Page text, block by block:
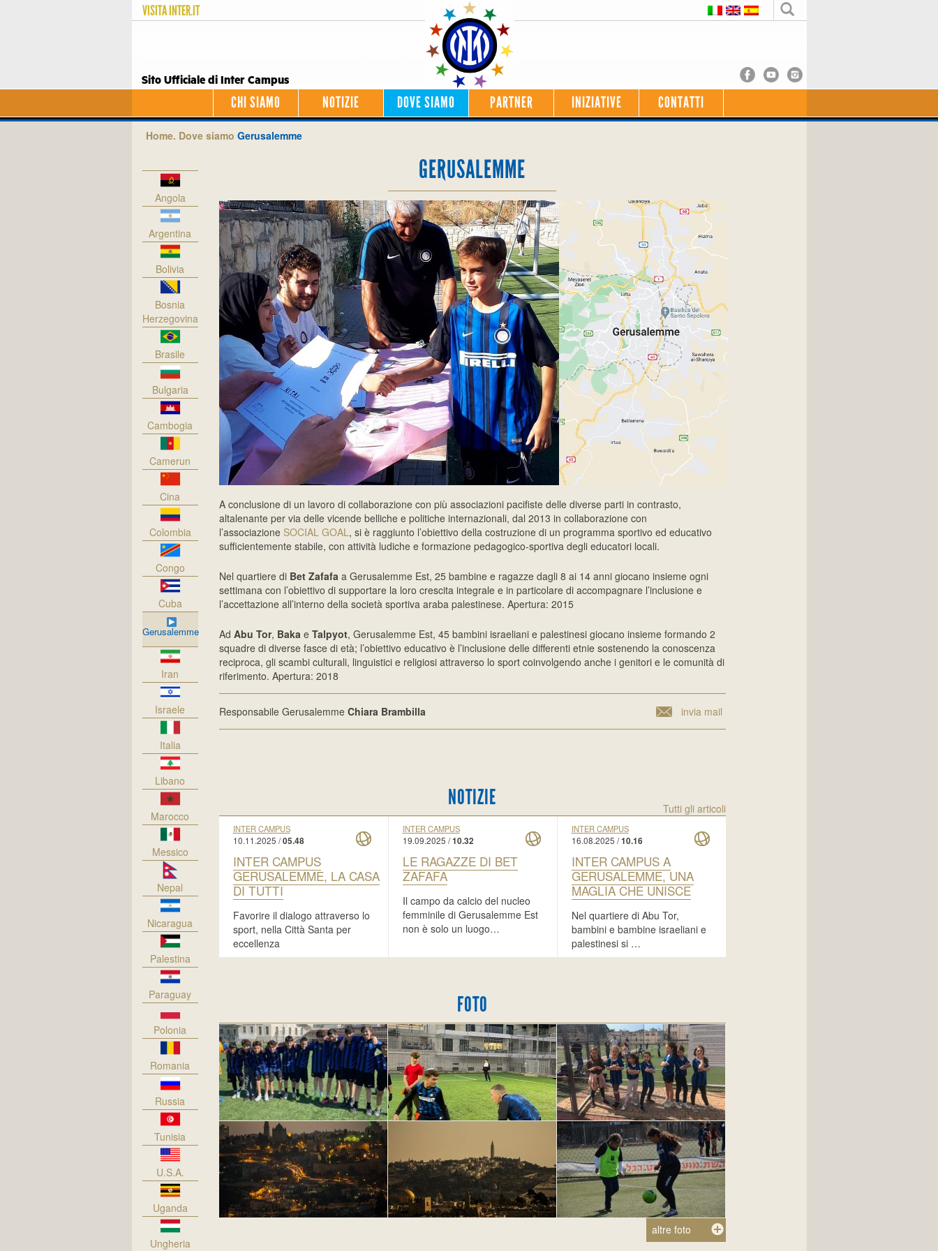
VISITAINTER.IT
Sito Ufficiale di Inter Campus
CHI SIAMO NOTIZIE DOVE SIAMO PARTNER INIZIATIVE CONTATTI
Home. Dove siamo Gerusalemme
Angola
Argentina
Bolivia
Bosnia
Herzegovina
Brasile
Bulgaria
Cambogia
Camerun
Cina
Colombia
Congo
Cuba
Gerusalemme
Iran
Israele
Italia
Libano
Marocco
Messico
Nepal
Nicaragua
Palestina
Paraguay
Polonia
Romania
Russia
Tunisia
U.S.A.
Uganda
Ungheria
GERUSALEMME
A conclusione di un lavoro di collaborazione con più associazioni pacifiste delle diverse parti in contrasto,
altalenante per via delle vicende belliche e politiche internazionali, dal 2013 in collaborazione con
l’associazione SOCIAL GOAL, si è raggiunto l’obiettivo della costruzione di un programma sportivo ed educativo
sufficientemente stabile, con attività ludiche e formazione pedagogico-sportiva degli educatori locali.
Nel quartiere di Bet Zafafaa Gerusalemme Est, 25 bambine e ragazze dagli 8 ai 14 anni giocano insieme ogni
settimana con l’obiettivo di supportare la loro crescita integrale e in particolare di accompagnare l’inclusione e
l’accettazione all’interno della società sportiva araba palestinese. Apertura: 2015
Ad Abu Tor, Bakae Talpyot, Gerusalemme Est, 45 bambini israeliani e palestinesi giocano insieme formando 2
squadre di diverse fasce di età; l’obiettivo educativo è l’inclusione delle differenti etnie sostenendo la conoscenza
reciproca, gli scambi culturali, linguistici e religiosi attraverso lo sport coinvolgendo anche i genitori e le comunità di
riferimento. Apertura: 2018
Responsabile Gerusalemme Chiara Brambilla invia mail
NOTIZIE Tutti gli articoli
INTER CAMPUS
10.11.2025 /05.48
INTER CAMPUS
GERUSALEMME, LA CASA
DI TUTTI
Favorire il dialogo attraverso lo
sport, nella Città Santa per
eccellenza
INTER CAMPUS
19.09.2025 /10.32
LE RAGAZZE DI BET
ZAFAFA
Il campo da calcio del nucleo
femminile di Gerusalemme Est
non è solo un luogo…
INTER CAMPUS
16.08.2025 /10.16
INTER CAMPUS A
GERUSALEMME, UNA
MAGLIA CHE UNISCE
Nel quartiere di Abu Tor,
bambini e bambine israeliani e
palestinesi si …
FOTO
altre foto